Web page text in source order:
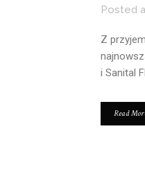
Posted
Z
i Sanital
Read